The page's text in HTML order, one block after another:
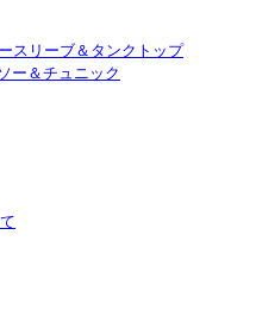
スリーブ＆タンクトップ
ー＆チュニック